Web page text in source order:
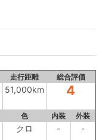
走行距離 総合評価
51,000km 4
色 内装 外装
クロ - -